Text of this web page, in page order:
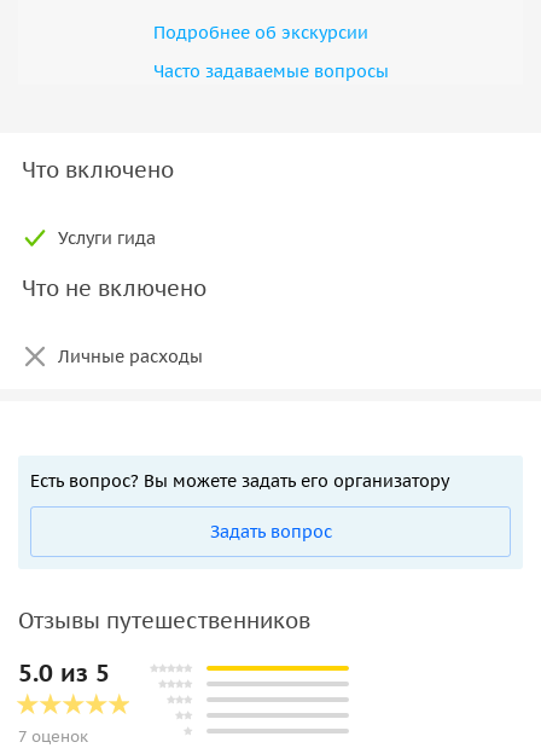
Подробнее об экскурсии
Часто задаваемые вопросы
Что включено
Услуги гида
Что не включено
Личные расходы
Есть вопрос? Вы можете задать его организатору
Задать вопрос
Отзывы путешественников
5.0 из 5
7 оценок